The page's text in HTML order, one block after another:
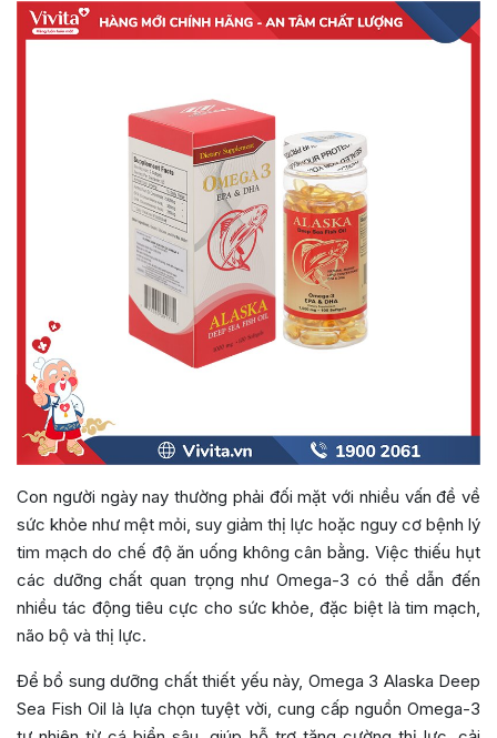
Con người ngày nay thường phải đối mặt với nhiều vấn đề về
sức khỏe như mệt mỏi, suy giảm thị lực hoặc nguy cơ bệnh lý
tim mạch do chế độ ăn uống không cân bằng. Việc thiếu hụt
các dưỡng chất quan trọng như Omega-3 có thể dẫn đến
nhiều tác động tiêu cực cho sức khỏe, đặc biệt là tim mạch,
não bộ và thị lực.
Để bổ sung dưỡng chất thiết yếu này, Omega 3 Alaska Deep
Sea Fish Oil là lựa chọn tuyệt vời, cung cấp nguồn Omega-3